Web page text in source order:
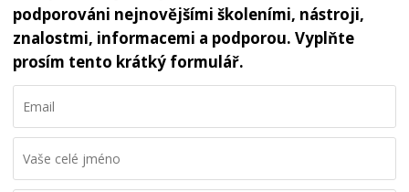
podporováni nejnovějšími školeními, nástroji,
znalostmi, informacemi a podporou. Vyplňte
prosím tento krátký formulář.